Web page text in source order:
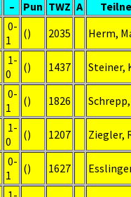
– Pun TWZ A
0-
1
() 2035 Herm,
1-
0
() 1437 Steiner,
0-
1
() 1826
1-
0
() 1207 Ziegler,
0-
1
() 1627